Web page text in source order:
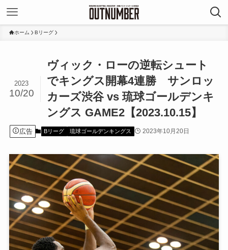
ホーム Bリーグ
ヴィック・ローの逆転シュート
でキングス開幕4連勝 サンロッ
カーズ渋谷 vs 琉球ゴールデンキ
ングス GAME2【2023.10.15】
2023
10/20
広告 Bリーグ 琉球ゴールデンキングス 2023年10月20日